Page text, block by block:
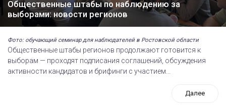
Общественные штабы по наблюдению за
выборами: новости регионов
Фото: обучающий семинар для наблюдателей в Ростовской области
Общественные штабы регионов продолжают готовится к
выборам — проходят подписания соглашений, обсуждения
активности кандидатов и брифинги с участием...
Далее